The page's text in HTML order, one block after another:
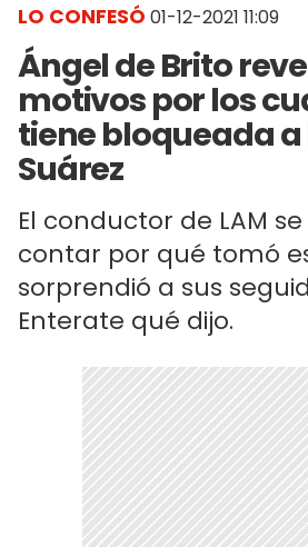
LO CONFESÓ 01-12-2021 11:09
Ángel de Brito
motivos por los
tiene bloqueada a
Suárez
El conductor de LAM
contar por qué tomó
sorprendió a sus
Enterate qué dijo.